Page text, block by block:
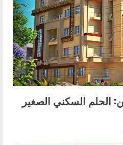
الحلم السكني الصغير